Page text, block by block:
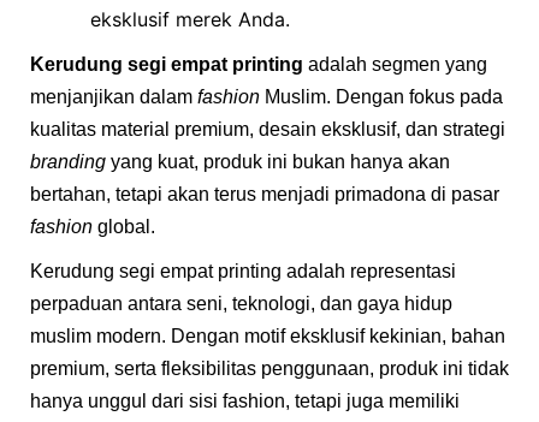
eksklusif merek Anda.
Kerudung segi empat printing adalah segmen yang
menjanjikan dalam fashion Muslim. Dengan fokus pada
kualitas material premium, desain eksklusif, dan strategi
branding yang kuat, produk ini bukan hanya akan
bertahan, tetapi akan terus menjadi primadona di pasar
fashion global.
Kerudung segi empat printing adalah representasi
perpaduan antara seni, teknologi, dan gaya hidup
muslim modern. Dengan motif eksklusif kekinian, bahan
premium, serta fleksibilitas penggunaan, produk ini tidak
hanya unggul dari sisi fashion, tetapi juga memiliki